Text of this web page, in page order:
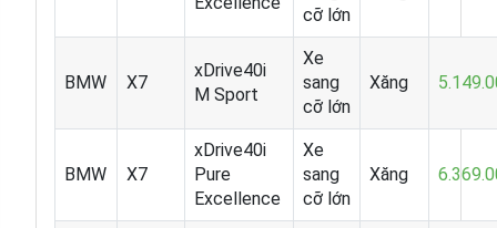
cỡ lớn
BMW X7
xDrive40i
M Sport
Xe
sang
cỡ lớn
Xăng
BMW X7
xDrive40i
Pure
Excellence
Xe
sang
cỡ lớn
Xăng